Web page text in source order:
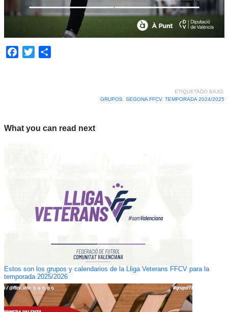
Facebook
Twitter
ETIQUETADO BAJO:
GRUPOS, SEGONA FFCV, TEMPORADA 2024/2025
What you can read next
Estos son los grupos y calendarios de la Lliga Veterans FFCV para la
temporada 2025/2026